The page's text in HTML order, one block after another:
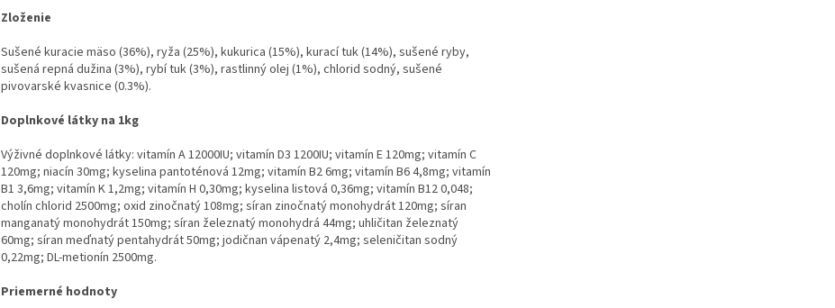
Zloženie
Sušené kuracie mäso (36%), ryža (25%), kukurica (15%), kurací tuk(14%), sušené ryby,
sušená repná dužina (3%), rybí tuk (3%), rastlinnýolej (1%), chlorid sodný, sušené
pivovarské kvasnice (0.3%).
Doplnkové látky na 1kg
Výživné doplnkové látky: vitamín A 12000IU; vitamín D3 1200IU; vitamín E 120mg; vitamín C
120mg; niacín 30mg; kyselina pantoténová 12mg; vitamín B2 6mg; vitamín B6 4,8mg; vitamín
B1 3,6mg; vitamín K 1,2mg; vitamín H 0,30mg; kyselina listová 0,36mg; vitamín B12 0,048;
cholín chlorid 2500mg; oxid zinočnatý 108mg; síran zinočnatý monohydrát120mg; síran
manganatý monohydrát 150mg; síran železnatý monohydrá 44mg; uhličitan železnatý
60mg; síran meďnatý pentahydrát 50mg; jodičnan vápenatý 2,4mg; seleničitan sodný
0,22mg; DL-metionín 2500mg.
Priemerné hodnoty